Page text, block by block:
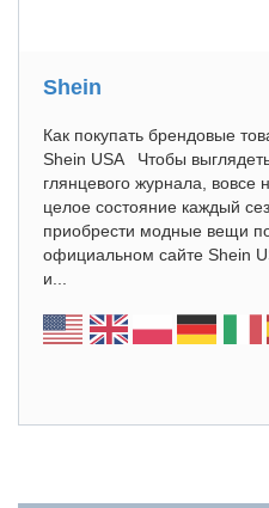
Shein
Как покупать брендовые
Shein USA Чтобы
глянцевого журнала, вовсе
целое состояние каждый
приобрести модные вещи
официальном сайте Shein
и...